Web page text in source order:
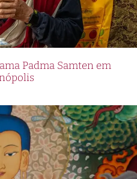
Padma Samten em